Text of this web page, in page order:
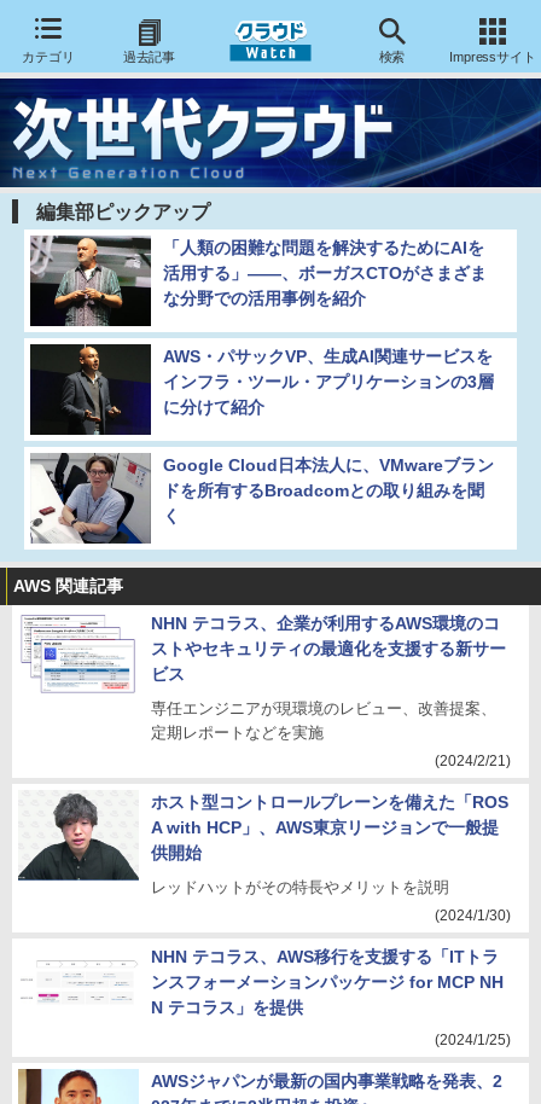
カテゴリ 過去記事 検索 Impressサイト
編集部ピックアップ
「人類の困難な問題を解決するためにAIを
活用する」――、ボーガスCTOがさまざま
な分野での活用事例を紹介
AWS・パサックVP、生成AI関連サービスを
インフラ・ツール・アプリケーションの3層
に分けて紹介
Google Cloud日本法人に、VMwareブラン
ドを所有するBroadcomとの取り組みを聞
く
AWS 関連記事
NHN テコラス、企業が利用するAWS環境のコ
ストやセキュリティの最適化を支援する新サー
ビス
専任エンジニアが現環境のレビュー、改善提案、
定期レポートなどを実施
(2024/2/21)
ホスト型コントロールプレーンを備えた「ROS
A with HCP」、AWS東京リージョンで一般提
供開始
レッドハットがその特長やメリットを説明
(2024/1/30)
NHN テコラス、AWS移行を支援する「ITトラ
ンスフォーメーションパッケージ for MCP NH
N テコラス」を提供
(2024/1/25)
AWSジャパンが最新の国内事業戦略を発表、2